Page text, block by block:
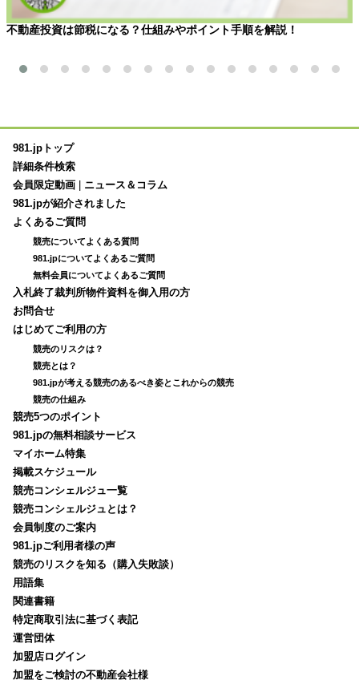
不動産投資は節税になる？仕組みやポイント手順を解説！
981.jpトップ
詳細条件検索
会員限定動画
ニュース＆コラム
981.jpが紹介されました
よくあるご質問
競売についてよくある質問
981.jpについてよくあるご質問
無料会員についてよくあるご質問
入札終了裁判所物件資料を御入用の方
お問合せ
はじめてご利用の方
競売のリスクは？
競売とは？
981.jpが考える競売のあるべき姿とこれからの競売
競売の仕組み
競売5つのポイント
981.jpの無料相談サービス
マイホーム特集
掲載スケジュール
競売コンシェルジュ一覧
競売コンシェルジュとは？
会員制度のご案内
981.jpご利用者様の声
競売のリスクを知る（購入失敗談）
用語集
関連書籍
特定商取引法に基づく表記
運営団体
加盟店ログイン
加盟をご検討の不動産会社様